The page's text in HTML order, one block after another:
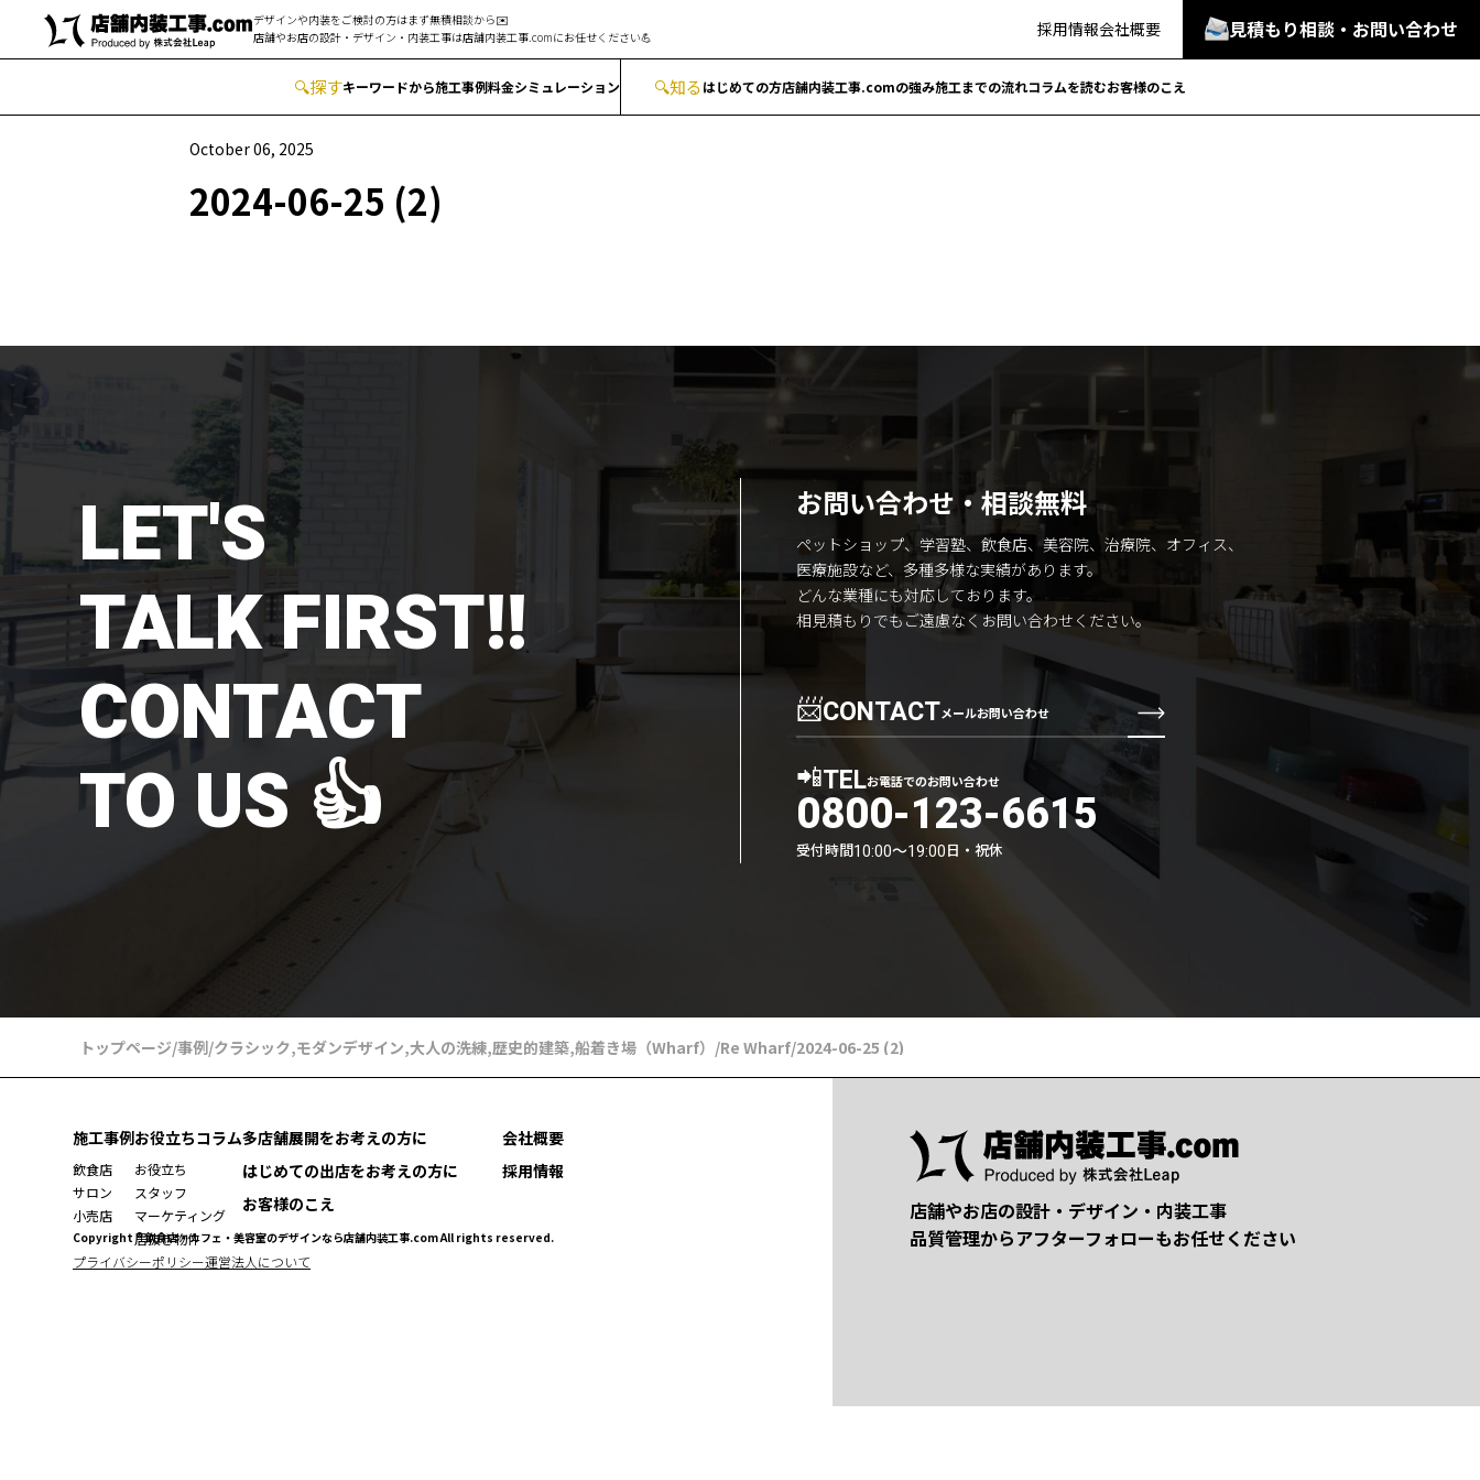
デザインや内装をご検討の方はまず無積相談から✉️
店舗やお店の設計・デザイン・内装工事は店舗内装工事.comにお任せください💪 採用情報会社概要 見積もり相談・お問い合わせ
🔍︎探すキーワードから施工事例料金シミュレーション 🔍知るはじめての方店舗内装工事.comの強み施工までの流れコラムを読むお客様のこえ
October 06, 2025
2024-06-25 (2)
LET'S
TALK FIRST!!
CONTACT
TO US 👍
お問い合わせ・相談無料
ペットショップ、学習塾、飲食店、美容院、治療院、オフィス、
医療施設など、多種多様な実績があります。
どんな業種にも対応しております。
相見積もりでもご遠慮なくお問い合わせください。
📨CONTACTメールお問い合わせ
📲TELお電話でのお問い合わせ
0800-123-6615
受付時間10:00〜19:00日・祝休
トップページ/事例/クラシック,モダンデザイン,大人の洗練,歴史的建築,船着き場（Wharf） /Re Wharf/2024-06-25 (2)
施工事例
飲食店
サロン
小売店
お役立ちコラム
お役立ち
スタッフ
マーケティング
居抜き物件
多店舗展開をお考えの方に
はじめての出店をお考えの方に
お客様のこえ
会社概要
採用情報
プライバシーポリシー運営法人について
Copyright ® 飲食店・カフェ・美容室のデザインなら店舗内装工事.com All rights reserved.
店舗やお店の設計・デザイン・内装工事
品質管理からアフターフォローもお任せください